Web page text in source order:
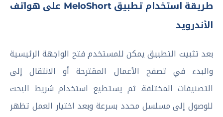
طريقة استخدام تطبيق MeloShort على هواتف
الأندرويد
بعد تثبيت التطبيق يمكن للمستخدم فتح الواجهة الرئيسية
والبدء في تصفح الأعمال المقترحة أو الانتقال إلى
التصنيفات المختلفة. ثم يستطيع استخدام شريط البحث
للوصول إلى مسلسل محدد بسرعة وبعد اختيار العمل تظهر